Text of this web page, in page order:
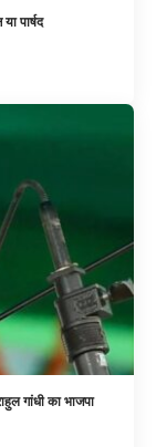
पार्षद
गांधी का भाजपा